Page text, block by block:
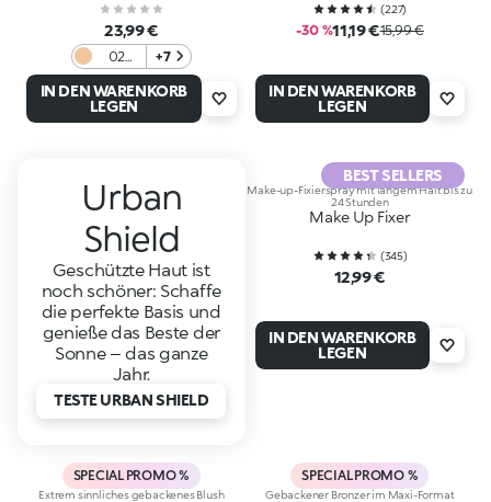
23,99 €
02
Honey
Latte
+7
IN DEN WARENKORB
LEGEN
(227)
-30 %11,19 €15,99 €
IN DEN WARENKORB
LEGEN
Urban
Shield
Geschützte Haut ist
noch schöner: Schaffe
die perfekte Basis und
genieße das Beste der
Sonne – das ganze
Jahr.
TESTE URBAN SHIELD
BEST SELLERS
Make-up-Fixierspray mit langem Halt bis zu
24 Stunden
Make Up Fixer
(345)
12,99 €
IN DEN WARENKORB
LEGEN
SPECIAL PROMO %
Extrem sinnliches gebackenes Blush
SPECIAL PROMO %
Gebackener Bronzer im Maxi-Format